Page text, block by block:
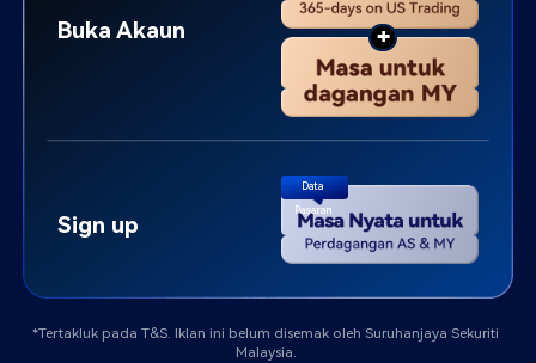
Buka Akaun +
Data
Pasaran
Sign up
*Tertakluk pada T&S. Iklan ini belum disemak oleh Suruhanjaya Sekuriti
Malaysia.